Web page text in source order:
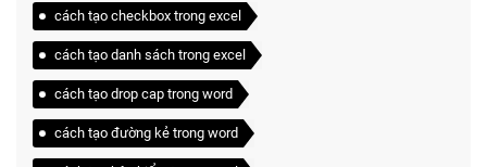
cách tạo checkbox trong excel
cách tạo danh sách trong excel
cách tạo drop cap trong word
cách tạo đường kẻ trong word